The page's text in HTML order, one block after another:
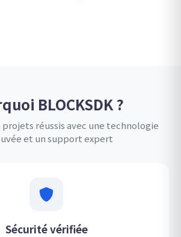
BLOCKSDK ?
projets réussis avec une technologie
et un support expert
Sécurité vérifiée